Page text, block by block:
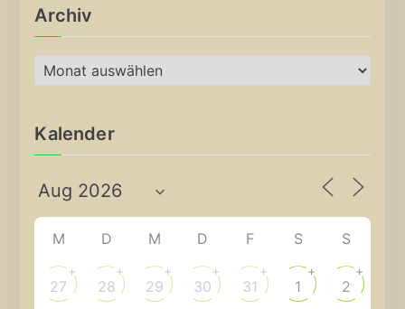
Archiv
r
h
v
Kalender
M D M D F S S
27
+
28
+
29
+
30
+
31
+
1
+
2
+